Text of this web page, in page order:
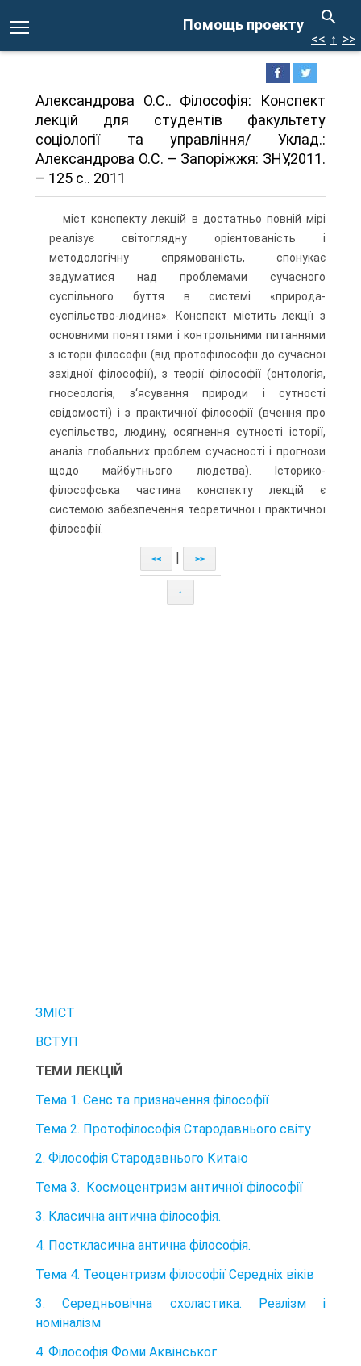
Помощь проекту
<< ↑ >>
Александрова О.С.. Філософія: Конспект
лекцій для студентів факультету
соціології та управління/ Уклад.:
Александрова О.С. – Запоріжжя: ЗНУ,2011.
– 125 с.. 2011
міст конспекту лекцій в достатньо повній мірі
реалізує світоглядну орієнтованість і
методологічну спрямованість, спонукає
задуматися над проблемами сучасного
суспільного буття в системі «природа-
суспільство-людина». Конспект містить лекції з
основними поняттями і контрольними питаннями
з історії філософії (від протофілософії до сучасної
західної філософії), з теорії філософії (онтологія,
гносеологія, з‘ясування природи і сутності
свідомості) і з практичної філософії (вчення про
суспільство, людину, осягнення сутності історії,
аналіз глобальних проблем сучасності і прогнози
щодо майбутнього людства). Історико-
філософська частина конспекту лекцій є
системою забезпечення теоретичної і практичної
філософії.
<< >>
↑
ЗМІСТ
ВСТУП
ТЕМИ ЛЕКЦІЙ
Тема 1. Сенс та призначення філософії
Тема 2. Протофілософія Стародавнього світу
2. Філософія Стародавнього Китаю
Тема 3. Космоцентризм античної філософії
3. Класична антична філософія.
4. Посткласична антична філософія.
Тема 4. Теоцентризм філософії Середніх віків
3. Середньовічна схоластика. Реалізм і
номіналізм
4. Філософія Фоми Аквінськог